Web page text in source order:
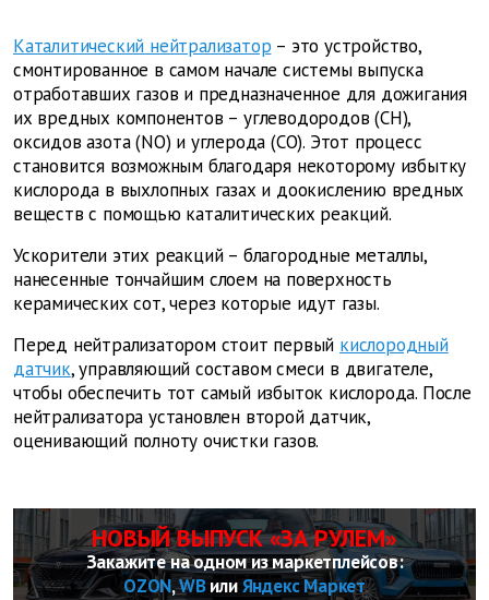
Каталитический нейтрализатор – это устройство,
смонтированное в самом начале системы выпуска
отработавших газов и предназначенное для дожигания
их вредных компонентов – углеводородов (CH),
оксидов азота (NO) и углерода (CO). Этот процесс
становится возможным благодаря некоторому избытку
кислорода в выхлопных газах и доокислению вредных
веществ с помощью каталитических реакций.
Ускорители этих реакций – благородные металлы,
нанесенные тончайшим слоем на поверхность
керамических сот, через которые идут газы.
Перед нейтрализатором стоит первый кислородный
датчик, управляющий составом смеси в двигателе,
чтобы обеспечить тот самый избыток кислорода. После
нейтрализатора установлен второй датчик,
оценивающий полноту очистки газов.
НОВЫЙ ВЫПУСК «ЗА РУЛЕМ»
Закажите на одном из маркетплейсов:
OZON,WBилиЯндекс Маркет